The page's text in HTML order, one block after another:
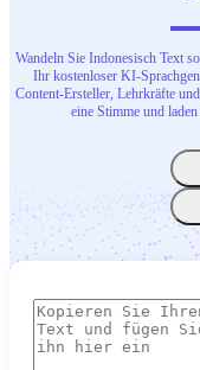
Wandeln Sie Indonesisch Text
Ihr kostenloser KI-
Content-Ersteller, Lehrkräfte
eine Stimme und